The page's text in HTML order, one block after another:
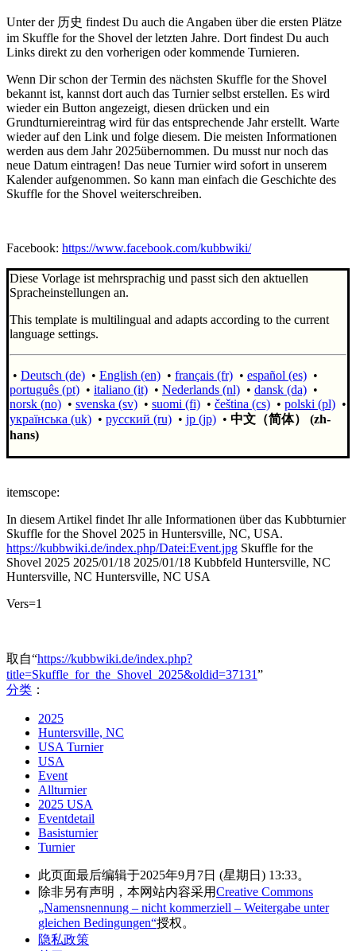
Unter der 历史 findest Du auch die Angaben über die ersten Plätze
im Skuffle for the Shovel der letzten Jahre. Dort findest Du auch
Links direkt zu den vorherigen oder kommende Turnieren.
Wenn Dir schon der Termin des nächsten Skuffle for the Shovel
bekannt ist, kannst dort auch das Turnier selbst erstellen. Es wird
wieder ein Button angezeigt, diesen drücken und ein
Grundturniereintrag wird für das entsprechende Jahr erstellt. Warte
wieder auf den Link und folge diesem. Die meisten Informationen
werden aus dem Jahr 2025übernommen. Du musst nur noch das
neue Datum eintragen! Das neue Turnier wird sofort in unserem
Kalender aufgenommen. So kann man einfach die Geschichte des
Skuffle for the Shovel weiterschreiben.
Facebook: https://www.facebook.com/kubbwiki/
Diese Vorlage ist mehrsprachig und passt sich den aktuellen
Spracheinstellungen an.
This template is multilingual and adapts according to the current
language settings.
• Deutsch (de) • English (en) • français (fr) • español (es) •
português (pt) • italiano (it) • Nederlands (nl) • dansk (da) •
norsk (no) • svenska (sv) • suomi (fi) • čeština (cs) • polski (pl) •
українська (uk) • русский (ru) • jp (jp) • 中文（简体）‎ (zh-
hans)
itemscope:
In diesem Artikel findet Ihr alle Informationen über das Kubbturnier
Skuffle for the Shovel 2025 in Huntersville, NC, USA.
https://kubbwiki.de/index.php/Datei:Event.jpg Skuffle for the
Shovel 2025 2025/01/18 2025/01/18 Kubbfeld Huntersville, NC
Huntersville, NC Huntersville, NC USA
Vers=1
取自“https://kubbwiki.de/index.php?
title=Skuffle_for_the_Shovel_2025&oldid=37131”
分类 ：
2025
Huntersville, NC
USA Turnier
USA
Event
Allturnier
2025 USA
Eventdetail
Basisturnier
Turnier
此页面最后编辑于2025年9月7日 (星期日) 13:33。
除非另有声明，本网站内容采用Creative Commons
„Namensnennung – nicht kommerziell – Weitergabe unter
gleichen Bedingungen“授权。
隐私政策